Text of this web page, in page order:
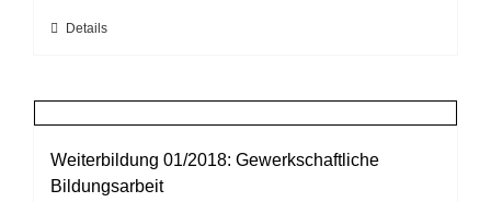
der
werden
Dieses
mehrere
Varianten
Die
Optionen
Details
Weiterbildung 01/2018: Gewerkschaftliche
Bildungsarbeit